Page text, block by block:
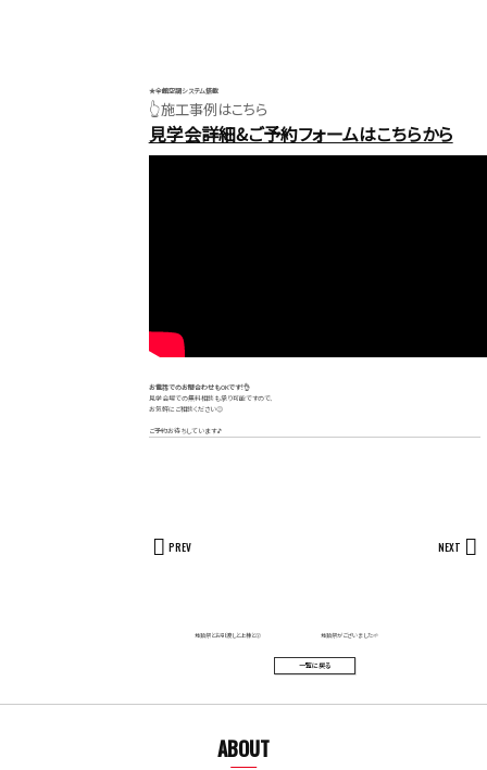
★全館空調システム搭載
👆施工事例はこちら
見学会詳細&ご予約フォームはこちらから
お電話でのお問合わせもOKです！👌
見学会場での無料相談も承り可能ですので、
お気軽にご相談ください😉
ご予約お待ちしています🎵
地鎮祭とお引渡しと上棟と😲
PREV
地鎮祭がございました🌱
NEXT
一覧に戻る
ABOUT